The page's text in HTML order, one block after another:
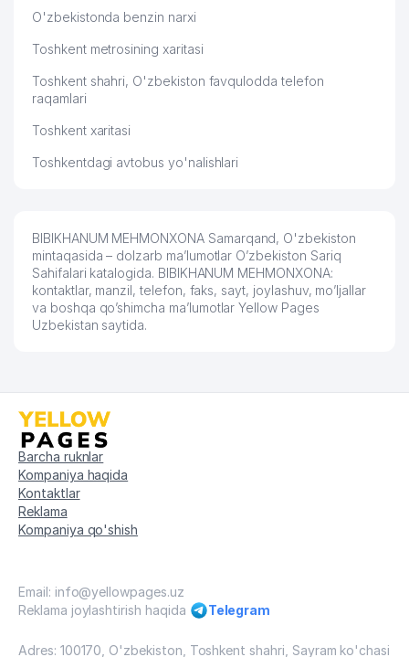
O'zbekistonda benzin narxi
Toshkent metrosining xaritasi
Toshkent shahri, O'zbekiston favqulodda telefon
raqamlari
Toshkent xaritasi
Toshkentdagi avtobus yo'nalishlari
BIBIKHANUM MEHMONXONA Samarqand, O'zbekiston
mintaqasida – dolzarb ma’lumotlar O’zbekiston Sariq
Sahifalari katalogida. BIBIKHANUM MEHMONXONA:
kontaktlar, manzil, telefon, faks, sayt, joylashuv, mo’ljallar
va boshqa qo’shimcha ma’lumotlar Yellow Pages
Uzbekistan saytida.
Barcha ruknlar
Kompaniya haqida
Kontaktlar
Reklama
Kompaniya qo'shish
Email: info@yellowpages.uz
Reklama joylashtirish haqida
Telegram
Adres: 100170, O'zbekiston, Toshkent shahri, Sayram ko'chasi